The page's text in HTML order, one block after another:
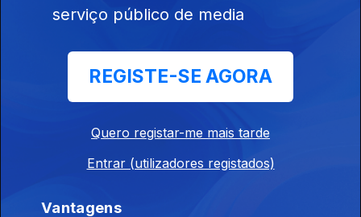
02 out. 2020
serviço público de media
REGISTE-SE AGORA
Quero registar-me mais tarde
Entrar (utilizadores registados)
Vantagens